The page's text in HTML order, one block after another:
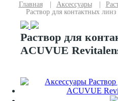
Главная Аксессуары
Раствор для контактных
Раствор для
ACUVUE